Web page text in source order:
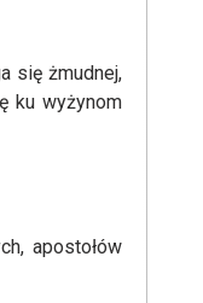
się żmudnej,
ku wyżynom
apostołów